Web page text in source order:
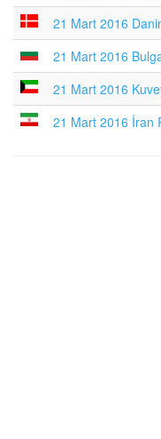
21 Mart 2016
21 Mart 2016
21 Mart 2016
21 Mart 2016 İran